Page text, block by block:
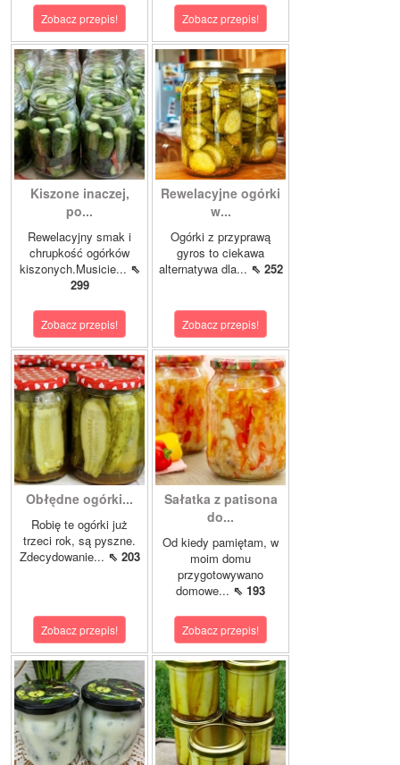
Zobacz przepis! Zobacz przepis!
Kiszone inaczej,
po...
Rewelacyjny smak i
chrupkość ogórków
kiszonych.Musicie... ⇖
299
Zobacz przepis!
Rewelacyjne ogórki
w...
Ogórki z przyprawą
gyros to ciekawa
alternatywa dla... ⇖ 252
Zobacz przepis!
Obłędne ogórki...
Robię te ogórki już
trzeci rok, są pyszne.
Zdecydowanie... ⇖ 203
Zobacz przepis!
Sałatka z patisona
do...
Od kiedy pamiętam, w
moim domu
przygotowywano
domowe... ⇖ 193
Zobacz przepis!